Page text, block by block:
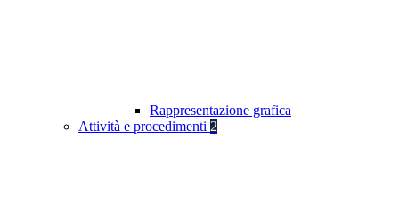
Rappresentazione grafica
Attività e procedimenti 2